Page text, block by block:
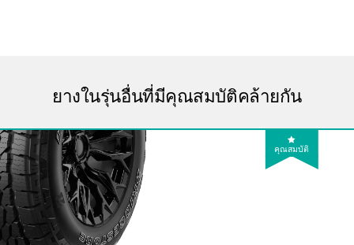
ยางในรุ่นอื่นที่มีคุณสมบัติคล้ายกัน
คุณสมบัติ